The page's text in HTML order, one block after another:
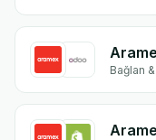
Bağlan